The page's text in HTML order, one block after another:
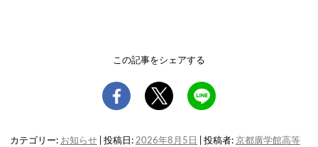
この記事をシェアする
カテゴリー: お知らせ | 投稿日: 2026年8月5日 投稿者: 京都廣学館高等